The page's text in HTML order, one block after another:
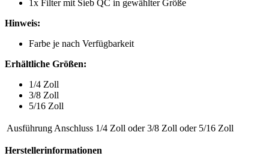
1x Filter mit Sieb QC in gewählter Größe
Hinweis:
Farbe je nach Verfügbarkeit
Erhältliche Größen:
1/4 Zoll
3/8 Zoll
5/16 Zoll
Ausführung Anschluss 1/4 Zoll oder3/8 Zoll oder 5/16 Zoll
Herstellerinformationen